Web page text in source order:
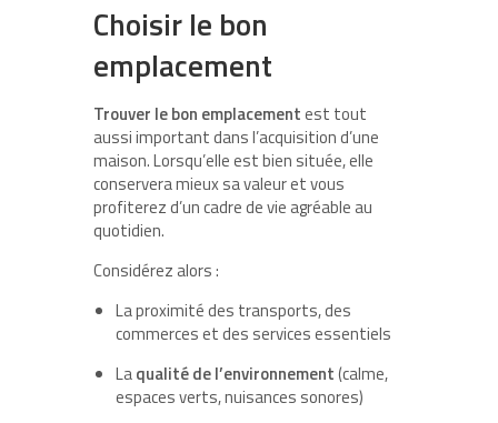
Choisir le bon
emplacement
Trouver le bon emplacementest tout
aussi important dans l’acquisition d’une
maison. Lorsqu’elle est bien située, elle
conservera mieux sa valeur et vous
profiterez d’un cadre de vie agréable au
quotidien.
Considérez alors :
La proximité des transports, des
commerces et des services essentiels
Laqualité de l’environnement(calme,
espaces verts, nuisances sonores)